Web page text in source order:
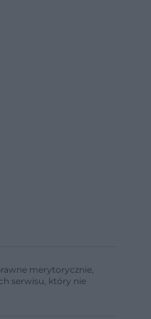
merytorycznie,
serwisu, który nie